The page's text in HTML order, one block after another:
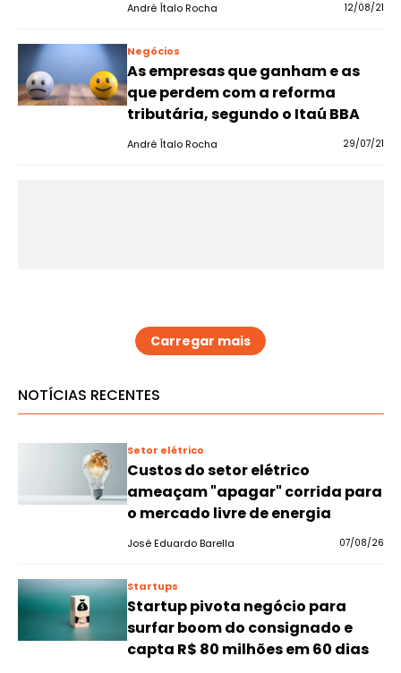
André Ítalo Rocha 12/08/21
Negócios
As empresas que ganham e as
que perdem com a reforma
tributária, segundo o Itaú BBA
André Ítalo Rocha 29/07/21
Carregar mais
NOTÍCIAS RECENTES
Setor elétrico
Custos do setor elétrico
ameaçam "apagar" corrida para
o mercado livre de energia
José Eduardo Barella 07/08/26
Startups
Startup pivota negócio para
surfar boom do consignado e
capta R$ 80 milhões em 60 dias